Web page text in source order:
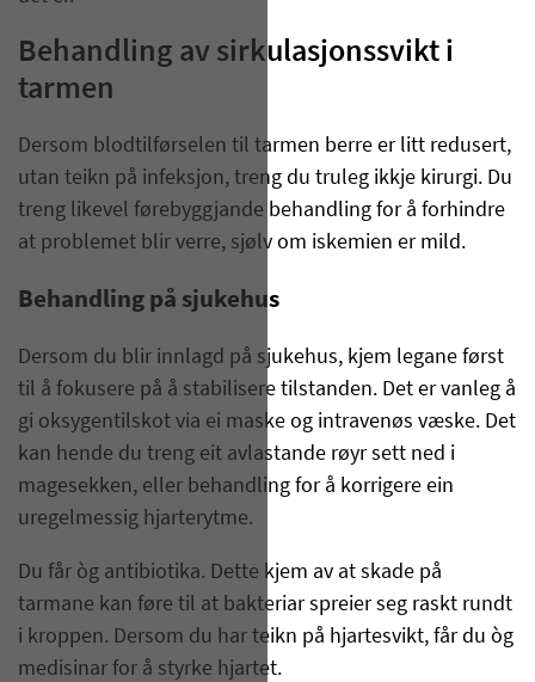
Behandling av sirkulasjonssvikt i
tarmen
Dersom blodtilførselen til tarmen berre er litt redusert,
utan teikn på infeksjon, treng du truleg ikkje kirurgi. Du
treng likevel førebyggjande behandling for å forhindre
at problemet blir verre, sjølv om iskemien er mild.
Behandling på sjukehus
Dersom du blir innlagd på sjukehus, kjem legane først
til å fokusere på å stabilisere tilstanden. Det er vanleg å
gi oksygentilskot via ei maske og intravenøs væske. Det
kan hende du treng eit avlastande røyr sett ned i
magesekken, eller behandling for å korrigere ein
uregelmessig hjarterytme.
Du får òg antibiotika. Dette kjem av at skade på
tarmane kan føre til at bakteriar spreier seg raskt rundt
i kroppen. Dersom du har teikn på hjartesvikt, får du òg
medisinar for å styrke hjartet.